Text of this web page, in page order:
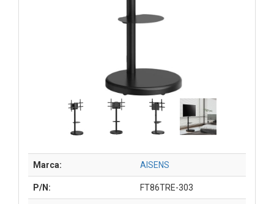
Marca: AISENS
P/N: FT86TRE-303